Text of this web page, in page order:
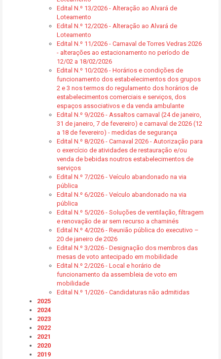
Edital N.º 13/2026 - Alteração ao Alvará de
Loteamento
Edital N.º 12/2026 - Alteração ao Alvará de
Loteamento
Edital N.º 11/2026 - Carnaval de Torres Vedras 2026
- alterações ao estacionamento no período de
12/02 a 18/02/2026
Edital N.º 10/2026 - Horários e condições de
funcionamento dos estabelecimentos dos grupos
2 e 3 nos termos do regulamento dos horários de
estabelecimentos comerciais e serviços, dos
espaços associativos e da venda ambulante
Edital N.º 9/2026 - Assaltos carnaval (24 de janeiro,
31 de janeiro, 7 de fevereiro) e carnaval de 2026 (12
a 18 de fevereiro) - medidas de segurança
Edital N.º 8/2026 - Carnaval 2026 - Autorização para
o exercício de atividades de restauração e/ou
venda de bebidas noutros estabelecimentos de
serviços
Edital N.º 7/2026 - Veículo abandonado na via
pública
Edital N.º 6/2026 - Veículo abandonado na via
pública
Edital N.º 5/2026 - Soluções de ventilação, filtragem
e renovação de ar sem recurso a chaminés
Edital N.º 4/2026 - Reunião pública do executivo –
20 de janeiro de 2026
Edital N.º 3/2026 - Designação dos membros das
mesas de voto antecipado em mobilidade
Edital N.º 2/2026 - Local e horário de
funcionamento da assembleia de voto em
mobilidade
Edital N.º 1/2026 - Candidaturas não admitidas
2025
2024
2023
2022
2021
2020
2019